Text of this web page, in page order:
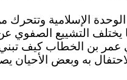
الإسلامية
التشييع
الصفوي
عمر بن الخطاب كيف
به وبعض الأحيان